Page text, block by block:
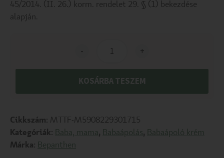
45/2014. (II. 26.) korm. rendelet 29. § (1) bekezdése
alapján.
- +
KOSÁRBA TESZEM
Cikkszám: MTTF-M5908229301715
Kategóriák: Baba, mama, Babaápolás, Babaápoló krém
Márka: Bepanthen